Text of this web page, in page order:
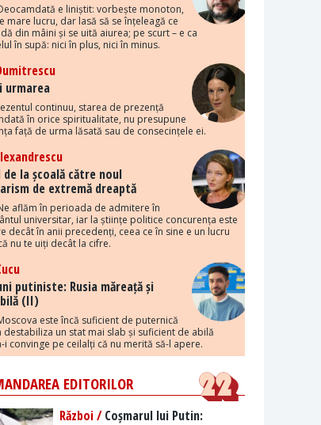
e liniștit: vorbește monoton,
mare lucru, dar lasă să se înțeleagă ce
din mâini și se uită aiurea; pe scurt – e ca
în supă: nici în plus, nici în minus.
urmarea
continuu, starea de prezență
în orice spiritualitate, nu presupune
față de urma lăsată sau de consecințele ei.
de la școală către noul
de extremă dreaptă
aflăm în perioada de admitere în
universitar, iar la științe politice concurența este
decât în anii precedenți, ceea ce în sine e un lucru
nu te uiți decât la cifre.
putiniste: Rusia măreață și
(II)
este încă suficient de puternică
destabiliza un stat mai slab și suficient de abilă
i convinge pe ceilalți că nu merită să-l apere.
EDITORILOR
Război /Coșmarul lui Putin: